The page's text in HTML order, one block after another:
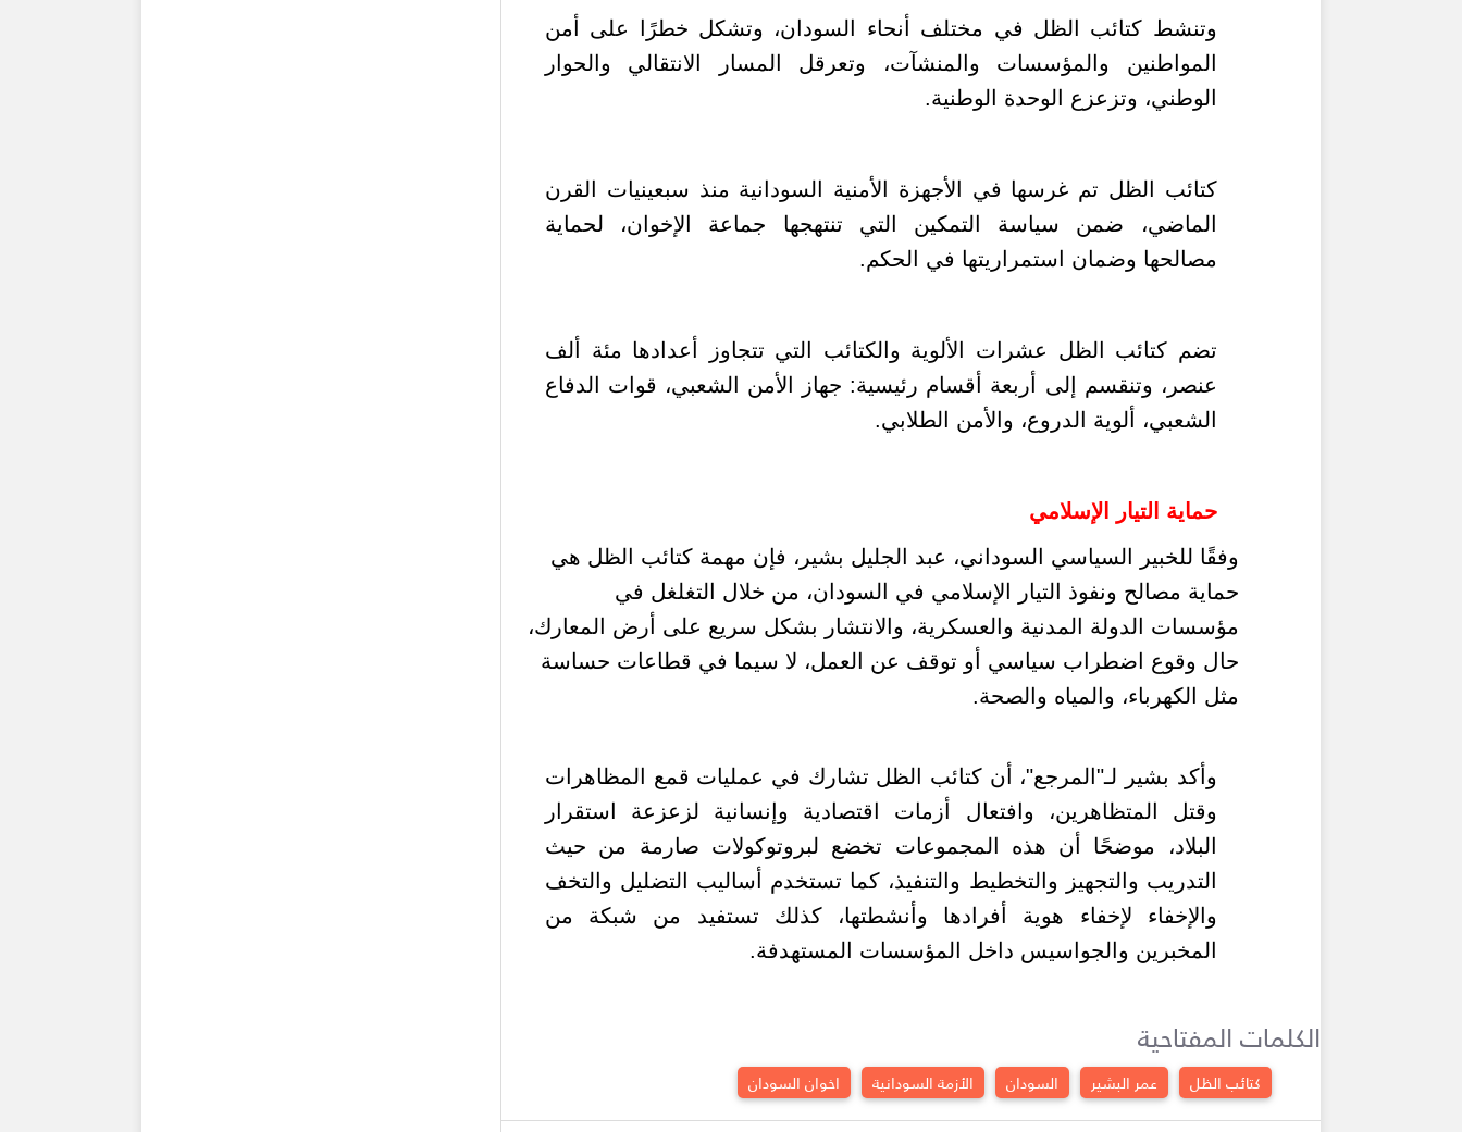
وتنشط كتائب الظل في مختلف أنحاء السودان، وتشكل خطرًا على أمن
المواطنين والمؤسسات والمنشآت، وتعرقل المسار الانتقالي والحوار
الوطني، وتزعزع الوحدة الوطنية.
كتائب الظل تم غرسها في الأجهزة الأمنية السودانية منذ سبعينيات القرن
الماضي، ضمن سياسة التمكين التي تنتهجها جماعة الإخوان، لحماية
مصالحها وضمان استمراريتها في الحكم.
تضم كتائب الظل عشرات الألوية والكتائب التي تتجاوز أعدادها مئة ألف
عنصر، وتنقسم إلى أربعة أقسام رئيسية: جهاز الأمن الشعبي، قوات الدفاع
الشعبي، ألوية الدروع، والأمن الطلابي.
حماية التيار الإسلامي
وفقًا للخبير السياسي السوداني، عبد الجليل بشير، فإن مهمة كتائب الظل هي
حماية مصالح ونفوذ التيار الإسلامي في السودان، من خلال التغلغل في
مؤسسات الدولة المدنية والعسكرية، والانتشار بشكل سريع على أرض المعارك،
حال وقوع اضطراب سياسي أو توقف عن العمل، لا سيما في قطاعات حساسة
مثل الكهرباء، والمياه والصحة.
وأكد بشير لـ"المرجع"، أن كتائب الظل تشارك في عمليات قمع المظاهرات
وقتل المتظاهرين، وافتعال أزمات اقتصادية وإنسانية لزعزعة استقرار
البلاد، موضحًا أن هذه المجموعات تخضع لبروتوكولات صارمة من حيث
التدريب والتجهيز والتخطيط والتنفيذ، كما تستخدم أساليب التضليل والتخف
والإخفاء لإخفاء هوية أفرادها وأنشطتها، كذلك تستفيد من شبكة من
المخبرين والجواسيس داخل المؤسسات المستهدفة.
الكلمات المفتاحية
كتائب الظل عمر البشير السودان الأزمة السودانية اخوان السودان